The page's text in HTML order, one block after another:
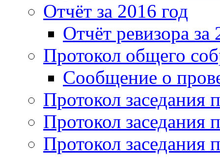
Отчёт за 2016 год
Отчёт ревизора за
Протокол общего
Сообщение о
Протокол заседания
Протокол заседания
Протокол заседания